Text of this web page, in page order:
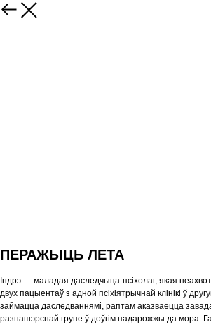
ПЕРАЖЫЦЬ ЛЕТА
Індрэ — маладая даследчыца-псіхолаг, якая
двух пацыентаў з адной псіхіятрычнай клінікі ў
займацца даследваннямі, раптам аказваецца
разнашэрснай групе ў доўгім падарожжы да мора.